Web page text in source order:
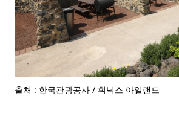
출처 : 한국관광공사 / 휘닉스 아일랜드